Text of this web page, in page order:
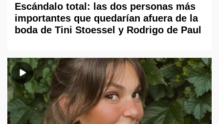
Escándalo total: las dos personas más
importantes que quedarían afuera de la
boda de Tini Stoessel y Rodrigo de Paul